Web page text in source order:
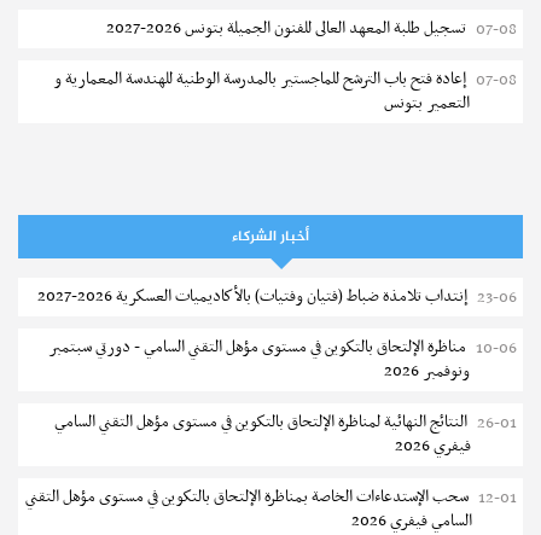
07-08 تسجيل طلبة المعهد العالى للفنون الجميلة بتونس 2026-2027
07-08 إعادة فتح باب الترشح للماجستير بالمدرسة الوطنية للهندسة المعمارية و
التعمير بتونس
المعهد العالي للعلوم التطبيقية والتكنولوجيا بالقيروان : الترشح للماجستير
2026-2027
06-08 الترشح للماجستير بالمعهد العالي لمهن الموضة بالمنستير 2026-2027
تمديد آجال الترشح للماجستير بالمعهد العالي لعلوم و تقنيات المياه بقابس
أخبار الشركاء
23-06 إنتداب تلامذة ضباط (فتيان وفتيات) بالأكاديميات العسكرية 2026-2027
10-06 مناظرة الإلتحاق بالتكوين في مستوى مؤهل التقني السامي - دورتي سبتمبر
ونوفمبر 2026
26-01 النتائج النهائية لمناظرة الإلتحاق بالتكوين في مستوى مؤهل التقني السامي
فيفري 2026
12-01 سحب الإستدعاءات الخاصة بمناظرة الإلتحاق بالتكوين في مستوى مؤهل التقني
السامي فيفري 2026